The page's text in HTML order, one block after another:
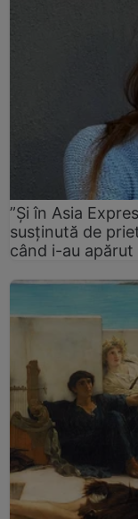
”Și în Asia
susținută de
când i-au